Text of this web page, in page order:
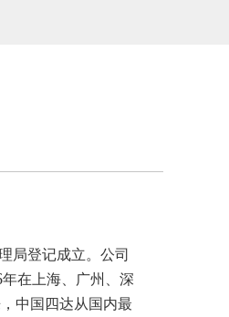
局登记成立。公司
年在上海、广州、深
中国四达从国内最